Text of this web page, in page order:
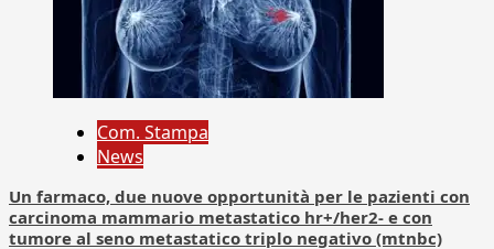
Com. Stampa
News
Un farmaco, due nuove opportunità per le pazienti con
carcinoma mammario metastatico hr+/her2- e con
tumore al seno metastatico triplo negativo (mtnbc)